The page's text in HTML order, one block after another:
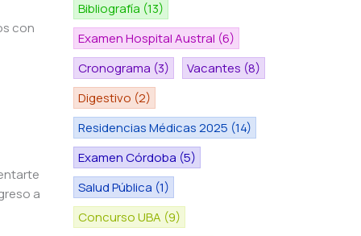
con
a
Bibliografía (13)
Examen Hospital Austral (6)
Cronograma (3) Vacantes (8)
Digestivo (2)
Residencias Médicas 2025 (14)
Examen Córdoba (5)
Salud Pública (1)
Concurso UBA (9)